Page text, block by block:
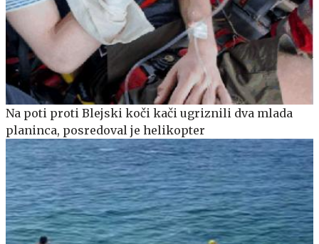
Na poti proti Blejski koči kači ugriznili dva mlada
planinca, posredoval je helikopter